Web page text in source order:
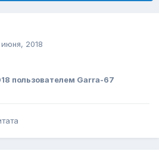
июня, 2018
пользователем Garra-67